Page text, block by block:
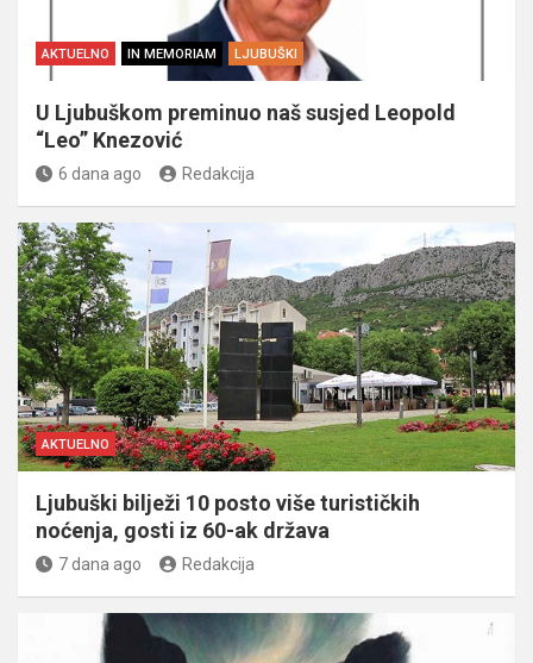
AKTUELNO IN MEMORIAM LJUBUŠKI
U Ljubuškom preminuo naš susjed Leopold
“Leo” Knezović
6 dana ago Redakcija
AKTUELNO
Ljubuški bilježi 10 posto više turističkih
noćenja, gosti iz 60-ak država
7 dana ago Redakcija